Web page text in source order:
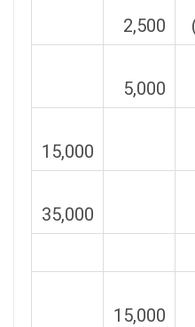
2,500
5,000
15,000
35,000
15,000